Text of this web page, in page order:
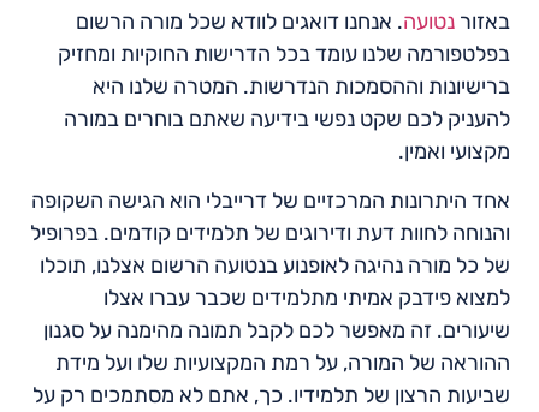
באזור נטועה. אנחנו דואגים לוודא שכל מורה הרשום
בפלטפורמה שלנו עומד בכל הדרישות החוקיות ומחזיק
ברישיונות וההסמכות הנדרשות. המטרה שלנו היא
להעניק לכם שקט נפשי בידיעה שאתם בוחרים במורה
מקצועי ואמין.
אחד היתרונות המרכזיים של דרייבלי הוא הגישה השקופה
והנוחה לחוות דעת ודירוגים של תלמידים קודמים. בפרופיל
של כל מורה נהיגה לאופנוע בנטועה הרשום אצלנו, תוכלו
למצוא פידבק אמיתי מתלמידים שכבר עברו אצלו
שיעורים. זה מאפשר לכם לקבל תמונה מהימנה על סגנון
ההוראה של המורה, על רמת המקצועיות שלו ועל מידת
שביעות הרצון של תלמידיו. כך, אתם לא מסתמכים רק על